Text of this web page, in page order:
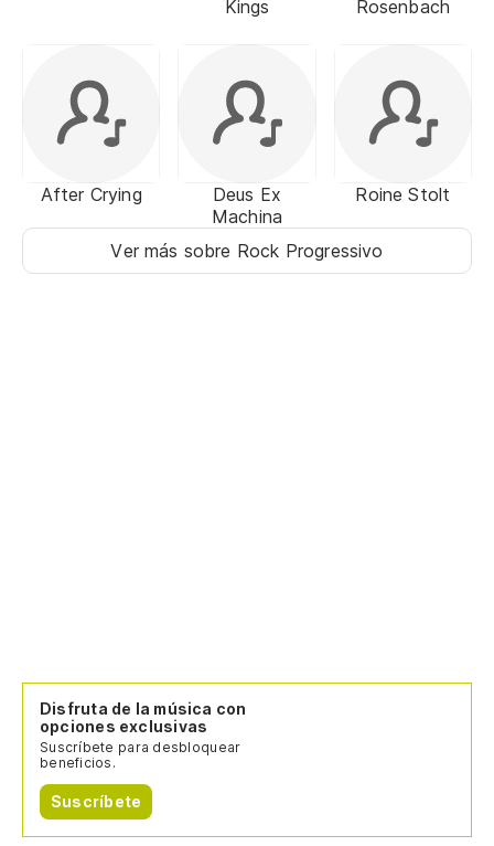
Kings
Rosenbach
After Crying
Deus Ex
Machina
Roine Stolt
Ver más sobre Rock Progressivo
Disfruta de la música con
opciones exclusivas
Suscríbete para desbloquear
beneficios.
Suscríbete